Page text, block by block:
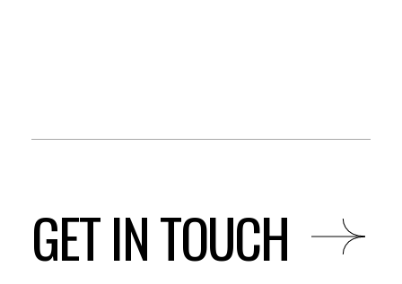
GET IN TOUCH